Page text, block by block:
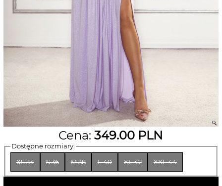
Cena:349.00 PLN
Dostępne rozmiary:
XS 34 S 36 M 38 L 40 XL 42 XXL 44